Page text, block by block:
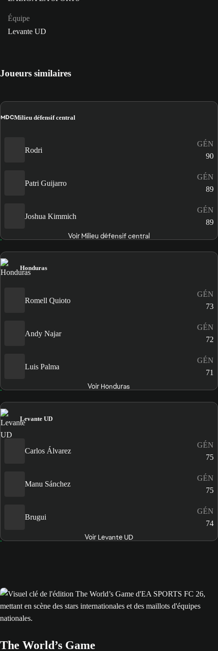
Équipe
Levante UD
Joueurs similaires
MDCMilieu défensif central
Rodri
GÉN
90
Patri Guijarro
GÉN
89
Joshua Kimmich
GÉN
89
Voir Milieu défensif central
Honduras
Romell Quioto
GÉN
73
Andy Najar
GÉN
72
Luis Palma
GÉN
71
Voir Honduras
Levante UD
Carlos Álvarez
GÉN
75
Manu Sánchez
GÉN
75
Brugui
GÉN
74
Voir Levante UD
The World’s Game